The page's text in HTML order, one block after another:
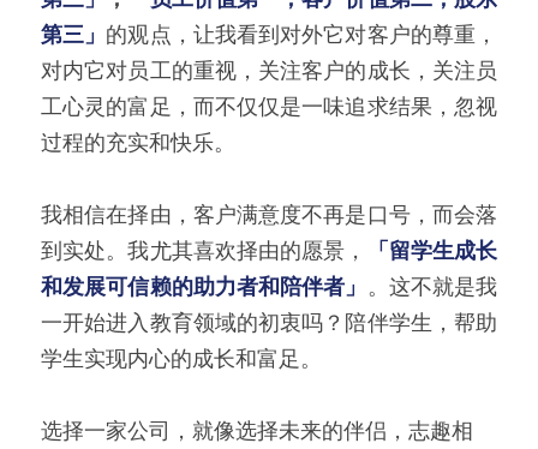
第三」 的观点，让我看到对外它对客户的尊重，
对内它对员工的重视，关注客户的成长，关注员
工心灵的富足，而不仅仅是一味追求结果，忽视
过程的充实和快乐。
我相信在择由，客户满意度不再是口号，而会落
到实处。我尤其喜欢择由的愿景，
「留学生成长
和发展可信赖的助力者和陪伴者」 。这不就是我
一开始进入教育领域的初衷吗？陪伴学生，帮助
学生实现内心的成长和富足。
选择一家公司，就像选择未来的伴侣，志趣相